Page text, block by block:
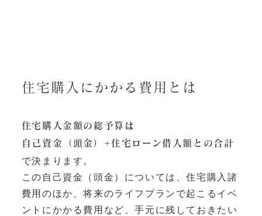
住宅購入にかかる費用とは
住宅購入金額の総予算は
自己資金（頭金）+住宅ローン借入額との合計
で決まります。
この自己資金（頭金）については、住宅購入諸
費用のほか、将来のライフプランで起こるイベ
ントにかかる費用など、手元に残しておきたい